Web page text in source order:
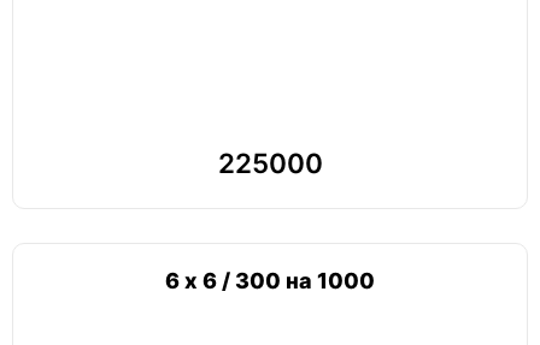
225000
6 х 6 / 300 на 1000